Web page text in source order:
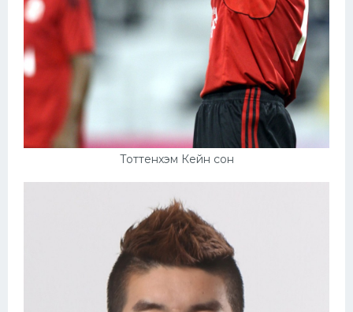
Тоттенхэм Кейн сон